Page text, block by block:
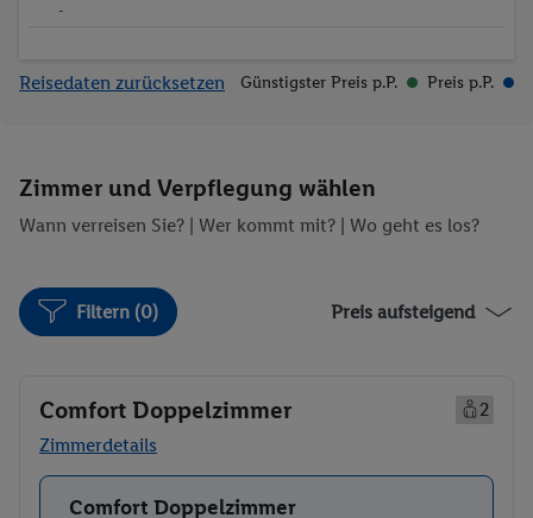
-
Reisedaten zurücksetzen Günstigster Preis p.P. Preis p.P.
Zimmer und Verpflegung wählen
Wann verreisen Sie? | Wer kommt mit? | Wo geht es los?
Filtern (0) Preis aufsteigend
Comfort Doppelzimmer
2
Zimmerdetails
Buchen
Comfort Doppelzimmer